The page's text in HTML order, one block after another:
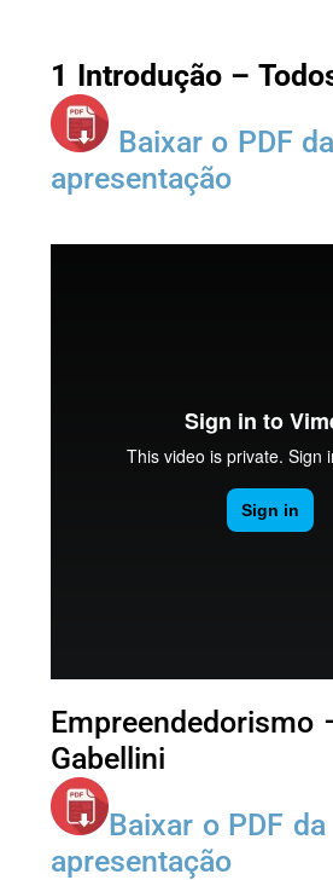
1 Introdução –
Baixar o PDF da
apresentação
Empreendedorismo
Gabellini
Baixar o PDF da
apresentação